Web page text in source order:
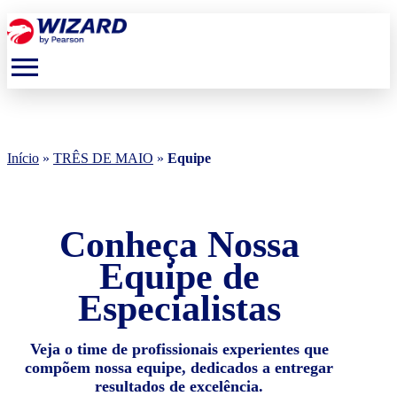
menu
Início » TRÊS DE MAIO » Equipe
Conheça Nossa
Equipe de
Especialistas
Veja o time de profissionais experientes que
compõem nossa equipe, dedicados a entregar
resultados de excelência.